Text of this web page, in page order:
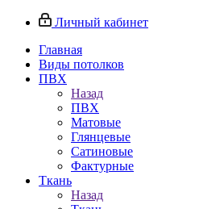
Личный кабинет
Главная
Виды потолков
ПВХ
Назад
ПВХ
Матовые
Глянцевые
Сатиновые
Фактурные
Ткань
Назад